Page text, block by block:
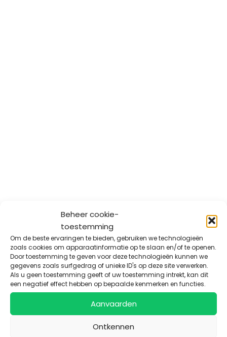
Beheer cookie-
toestemming
Om de beste ervaringen te bieden, gebruiken we technologieën
zoals cookies om apparaatinformatie op te slaan en/of te openen.
Door toestemming te geven voor deze technologieën kunnen we
gegevens zoals surfgedrag of unieke ID's op deze site verwerken.
Als u geen toestemming geeft of uw toestemming intrekt, kan dit
een negatief effect hebben op bepaalde kenmerken en functies.
Aanvaarden
Ontkennen
Heeft u nog een vraag?
Naam(Vereist)